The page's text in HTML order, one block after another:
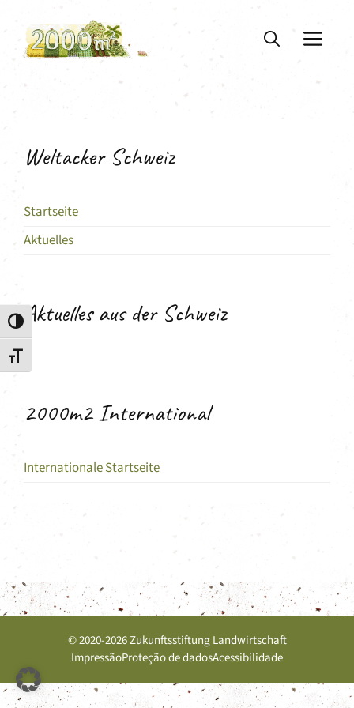
Toggle High Contrast
Toggle Font size
Weltacker Schweiz
Startseite
Aktuelles
Aktuelles aus der Schweiz
2000m2 International
Internationale Startseite
© 2020-2026 Zukunftsstiftung Landwirtschaft
ImpressãoProteção de dadosAcessibilidade